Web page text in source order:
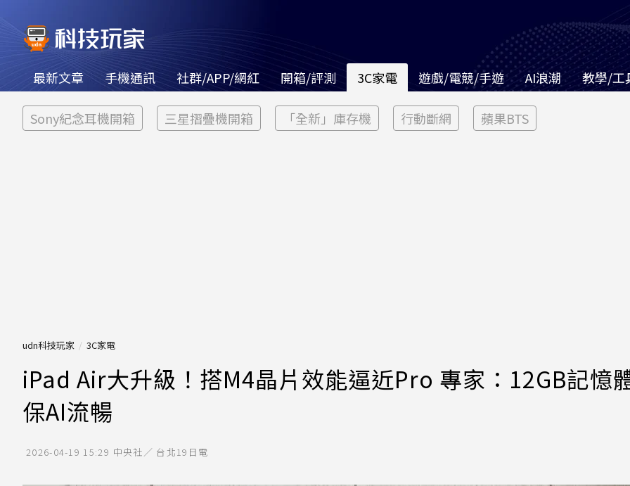
最新文章 手機通訊 社群/APP/網紅 開箱/評測 3C家電 遊戲/電競/手遊 AI浪潮 教學/工
Sony紀念耳機開箱 三星摺疊機開箱 「全新」庫存機 行動斷網 蘋果BTS
udn科技玩家 3C家電
iPad Air大升級！搭M4晶片效能逼近Pro 專家：12GB記憶
保AI流暢
2026-04-19 15:29 中央社／ 台北19日電